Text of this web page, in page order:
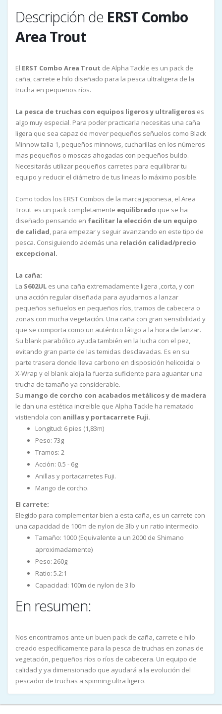
Descripción de ERST Combo
Area Trout
El ERST Combo Area Trout de Alpha Tackle es un pack de
caña, carrete e hilo diseñado para la pesca ultraligera de la
trucha en pequeños ríos.
La pesca de truchas con equipos ligeros y ultraligeros es
algo muy especial. Para poder practicarla necesitas una caña
ligera que sea capaz de mover pequeños señuelos como Black
Minnow talla 1, pequeños minnows, cucharillas en los números
mas pequeños o moscas ahogadas con pequeños buldo.
Necesitarás utilizar pequeños carretes para equilibrar tu
equipo y reducir el diámetro de tus lineas lo máximo posible.
Como todos los ERST Combos de la marca japonesa, el Area
Trout es un pack completamente equilibrado que se ha
diseñado pensando en facilitar la elección de un equipo
de calidad, para empezar y seguir avanzando en este tipo de
pesca. Consiguiendo además una relación calidad/precio
excepcional.
La caña:
La S602UL es una caña extremadamente ligera ,corta, y con
una acción regular diseñada para ayudarnos a lanzar
pequeños señuelos en pequeños ríos, tramos de cabecera o
zonas con mucha vegetación. Una caña con gran sensibilidad y
que se comporta como un auténtico látigo a la hora de lanzar.
Su blank parabólico ayuda también en la lucha con el pez,
evitando gran parte de las temidas desclavadas. Es en su
parte trasera donde lleva carbono en disposición helicoidal o
X-Wrap y el blank aloja la fuerza suficiente para aguantar una
trucha de tamaño ya considerable.
Su mango de corcho con acabados metálicos y de madera
le dan una estética increible que Alpha Tackle ha rematado
vistiendola con anillas y portacarrete Fuji.
Longitud: 6 pies (1,83m)
Peso: 73g
Tramos: 2
Acción: 0.5 - 6g
Anillas y portacarretes Fuji.
Mango de corcho.
El carrete:
Elegido para complementar bien a esta caña, es un carrete con
una capacidad de 100m de nylon de 3lb y un ratio intermedio.
Tamaño: 1000 (Equivalente a un 2000 de Shimano
aproximadamente)
Peso: 260g
Ratio: 5.2:1
Capacidad: 100m de nylon de 3 lb
En resumen:
Nos encontramos ante un buen pack de caña, carrete e hilo
creado específicamente para la pesca de truchas en zonas de
vegetación, pequeños ríos o ríos de cabecera. Un equipo de
calidad y ya dimensionado que ayudará a la evolución del
pescador de truchas a spinning ultra ligero.